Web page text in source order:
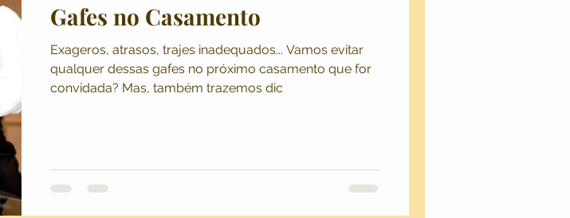
Gafes no Casamento
Exageros, atrasos, trajes inadequados... Vamos evitar
qualquer dessas gafes no próximo casamento que for
convidada? Mas, também trazemos dic